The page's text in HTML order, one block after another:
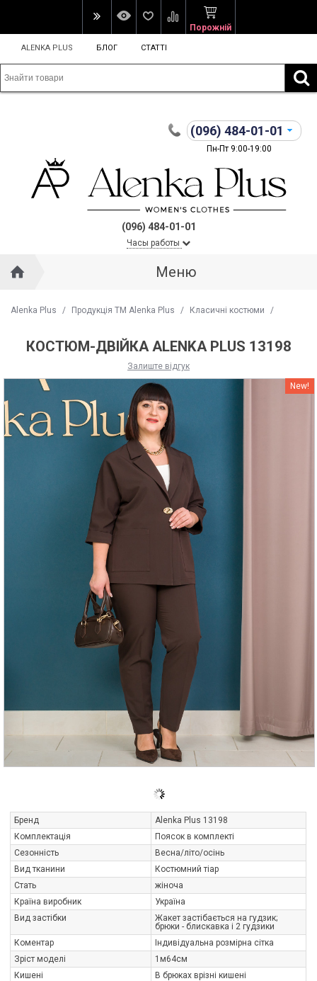
Порожній
ALENKA PLUS БЛОГ СТАТТІ
(096) 484-01-01
Пн-Пт 9:00-19:00
(096) 484-01-01
Часы работы
Меню
Alenka Plus / Продукція ТМ Alenka Plus / Класичні костюми /
КОСТЮМ-ДВІЙКА ALENKA PLUS 13198
Залиште відгук
New!
Бренд
Alenka Plus 13198
Комплектація
Поясок в комплекті
Сезонність
Весна/літо/осінь
Вид тканини
Костюмний тіар
Стать
жіноча
Країна виробник
Україна
Вид застібки
Жакет застібається на гудзик;
брюки - блискавка і 2 гудзики
Коментар
Індивідуальна розмірна сітка
Зріст моделі
1м64см
Кишені
В брюках врізні кишені